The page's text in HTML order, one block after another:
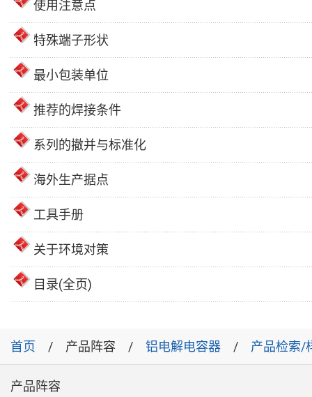
使用注意点
特殊端子形状
最小包装单位
推荐的焊接条件
系列的撤并与标准化
海外生产据点
工具手册
关于环境对策
目录(全页)
首页 产品阵容 铝电解电容器 产品检索/
产品阵容